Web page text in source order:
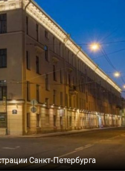
Санкт‑Петербурга